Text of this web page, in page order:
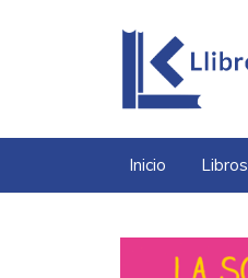
Inicio Libros